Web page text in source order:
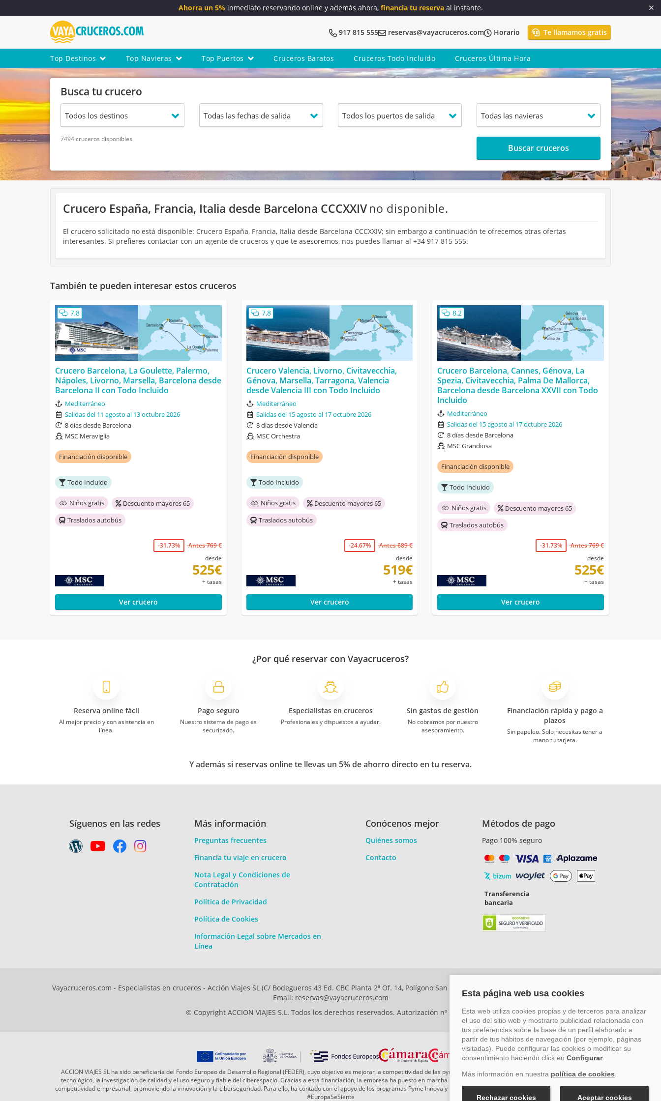
Ahorra un 5% inmediato reservando online y además ahora, financia tu reserva al instante.
917 815 555 reservas@vayacruceros.com Horario Te llamamos gratis
Top Destinos Top Navieras Top Puertos Cruceros Baratos Cruceros Todo Incluido Cruceros Última Hora
Busca tu crucero
7494 cruceros disponibles
Buscar cruceros
Crucero España, Francia, Italia desde Barcelona CCCXXIVno disponible.
El crucero solicitado no está disponible: Crucero España, Francia, Italia desde Barcelona CCCXXIV; sin embargo a continuación te ofrecemos otras ofertas
interesantes. Si prefieres contactar con un agente de cruceros y que te asesoremos, nos puedes llamar al +34 917 815 555.
También te pueden interesar estos cruceros
7,8
Crucero Barcelona, La Goulette, Palermo,
Nápoles, Livorno, Marsella, Barcelona desde
Barcelona II con Todo Incluido
Mediterráneo
Salidas del 11 agosto al 13 octubre 2026
8 días desde Barcelona
MSC Meraviglia
Financiación disponible
Todo Incluido
Niños gratis
Descuento mayores 65
Traslados autobús
-31.73%
Antes 769 €
desde
525€
+ tasas
Ver crucero
7,8
Crucero Valencia, Livorno, Civitavecchia,
Génova, Marsella, Tarragona, Valencia
desde Valencia III con Todo Incluido
Mediterráneo
Salidas del 15 agosto al 17 octubre 2026
8 días desde Valencia
MSC Orchestra
Financiación disponible
Todo Incluido
Niños gratis
Descuento mayores 65
Traslados autobús
-24.67%
Antes 689 €
desde
519€
+ tasas
Ver crucero
8,2
Crucero Barcelona, Cannes, Génova, La
Spezia, Civitavecchia, Palma De Mallorca,
Barcelona desde Barcelona XXVII con Todo
Incluido
Mediterráneo
Salidas del 15 agosto al 17 octubre 2026
8 días desde Barcelona
MSC Grandiosa
Financiación disponible
Todo Incluido
Niños gratis
Descuento mayores 65
Traslados autobús
-31.73%
Antes 769 €
desde
525€
+ tasas
Ver crucero
¿Por qué reservar con Vayacruceros?
Reserva online fácil
Al mejor precio y con asistencia en
línea.
Pago seguro
Nuestro sistema de pago es
securizado.
Especialistas en cruceros
Profesionales y dispuestos a ayudar.
Sin gastos de gestión
No cobramos por nuestro
asesoramiento.
Financiación rápida y pago a
plazos
Sin papeleo. Solo necesitas tener a
mano tu tarjeta.
Y además si reservas online te llevas un 5% de ahorro directo en tu reserva.
Síguenos en las redes Más información
Preguntas frecuentes
Financia tu viaje en crucero
Nota Legal y Condiciones de
Contratación
Política de Privacidad
Política de Cookies
Información Legal sobre Mercados en
Línea
Conócenos mejor
Quiénes somos
Contacto
Métodos de pago
Pago 100% seguro
Transferencia
bancaria
Vayacruceros.com - Especialistas en cruceros - Acción Viajes SL (C/ Bodegueros 43 Ed. CBC Planta 2ª Of. 14, Polígono San Rafael, Málaga. CP: 29006) Tel: +34 917 815 555 -
Email: reservas@vayacruceros.com
© Copyright ACCION VIAJES S.L. Todos los derechos reservados. Autorización nº 29780-2
ACCION VIAJES SL ha sido beneficiaria del Fondo Europeo de Desarrollo Regional (FEDER), cuyo objetivo es mejorar la competitividad de las pymes mediante el impulso de la innovación, el desarrollo
tecnológico, la investigación de calidad y el uso seguro y fiable del ciberespacio. Gracias a esta financiación, la empresa ha puesto en marcha un Plan de Acción durante el año 2026 para reforzar su
competitividad empresarial, promoviendo la innovación y la ciberseguridad. Para ello, ha contado con el apoyo de los programas Pyme Innova y Pyme Cibersegura de la Cámara de Comercio de Málaga.
#EuropaSeSiente